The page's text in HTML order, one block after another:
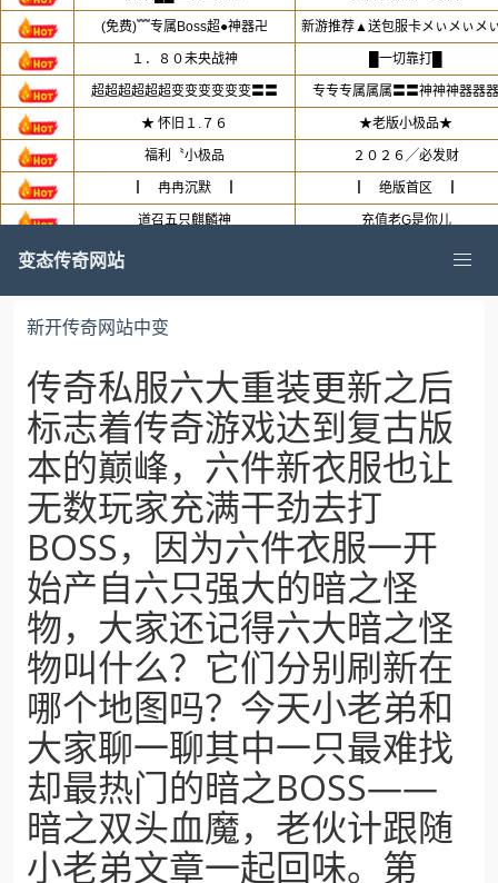
变态传奇网站
新开传奇网站中变
传奇私服六大重装更新之后
标志着传奇游戏达到复古版
本的巅峰，六件新衣服也让
无数玩家充满干劲去打
BOSS，因为六件衣服一开
始产自六只强大的暗之怪
物，大家还记得六大暗之怪
物叫什么？它们分别刷新在
哪个地图吗？今天小老弟和
大家聊一聊其中一只最难找
却最热门的暗之BOSS——
暗之双头血魔，老伙计跟随
小老弟文章一起回味。第